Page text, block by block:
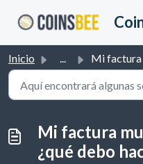
Inicio ... Mi factura muestra
Mi factura
¿qué debo